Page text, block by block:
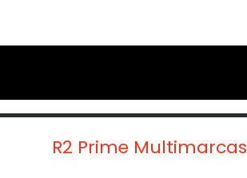
R2 Prime Multimarcas